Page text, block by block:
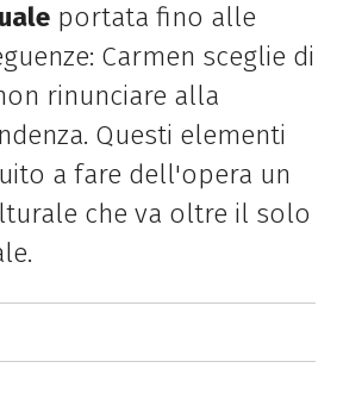
portata fino alle
Carmen sceglie di
rinunciare alla
Questi elementi
a fare dell'opera un
che va oltre il solo